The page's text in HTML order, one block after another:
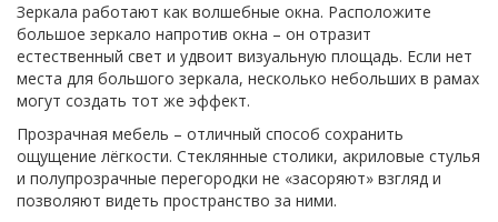
Зеркала работают как волшебные окна. Расположите
большое зеркало напротив окна – он отразит
естественный свет и удвоит визуальную площадь. Если нет
места для большого зеркала, несколько небольших в рамах
могут создать тот же эффект.
Прозрачная мебель – отличный способ сохранить
ощущение лёгкости. Стеклянные столики, акриловые стулья
и полупрозрачные перегородки не «засоряют» взгляд и
позволяют видеть пространство за ними.